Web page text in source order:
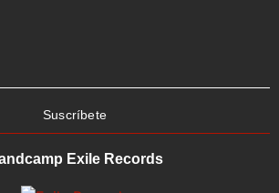
Suscríbete
Exile Records